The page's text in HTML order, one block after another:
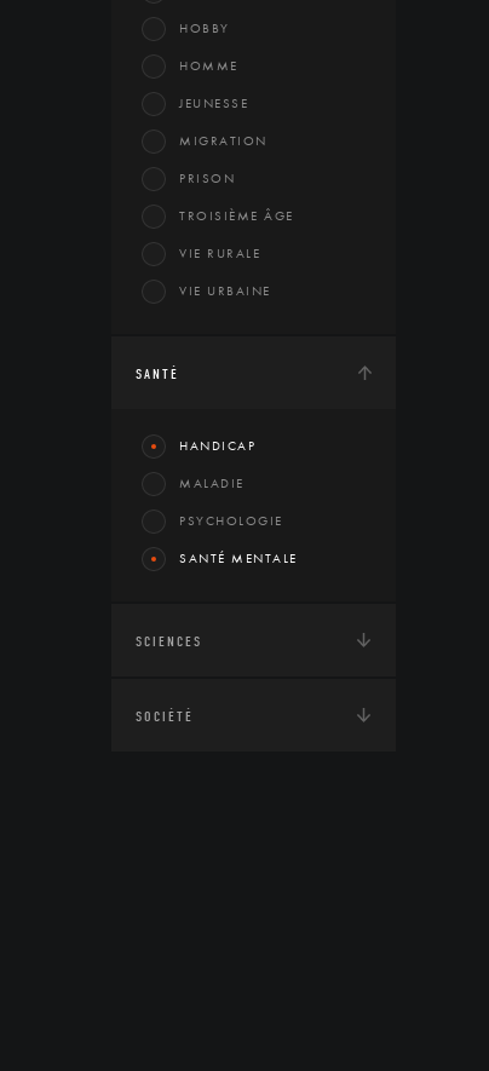
HOBBY
HOMME
JEUNESSE
MIGRATION
PRISON
TROISIÈME ÂGE
VIE RURALE
VIE URBAINE
SANTÉ
HANDICAP
MALADIE
PSYCHOLOGIE
SANTÉ MENTALE
SCIENCES
SOCIÉTÉ